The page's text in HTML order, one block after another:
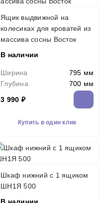
Ящик выдвижной на
колесиках для кроватей из
массива сосны Восток
В наличии
Ширина
795 мм
Глубина
700 мм
3 990 ₽
Купить в один клик
Шкаф нижний с 1 ящиком
ШН1Я 500